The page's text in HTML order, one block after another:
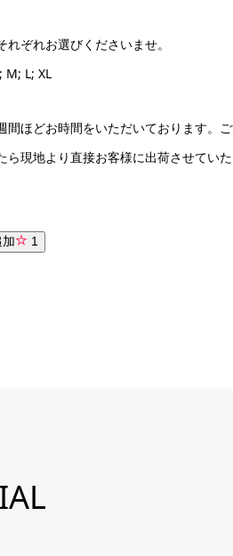
れぞれお選びくださいませ。
L; XL
間ほどお時間をいただいております。
ら現地より直接お客様に出荷させてい
1